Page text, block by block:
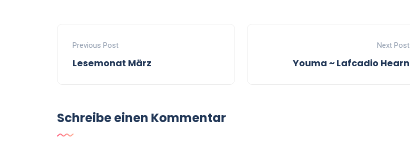
Previous Post
Lesemonat März
Next Post
Youma ~ Lafcadio Hearn
Schreibe einen Kommentar